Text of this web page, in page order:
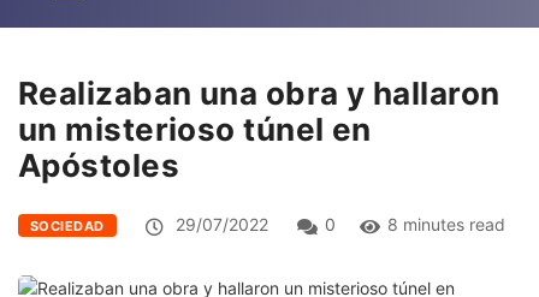
Realizaban una obra y hallaron
un misterioso túnel en
Apóstoles
SOCIEDAD 29/07/2022 0 8 minutes read